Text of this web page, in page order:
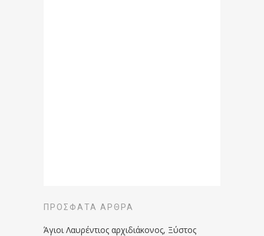
ΠΡΌΣΦΑΤΑ ΆΡΘΡΑ
Άγιοι Λαυρέντιος αρχιδιάκονος, Ξύστος